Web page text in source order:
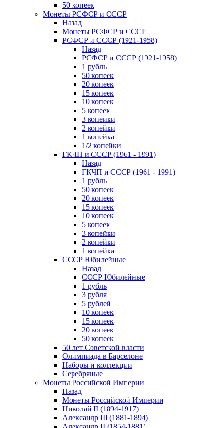
50 копеек
Монеты РСФСР и СССР
Назад
Монеты РСФСР и СССР
РСФСР и СССР (1921-1958)
Назад
РСФСР и СССР (1921-1958)
1 рубль
50 копеек
20 копеек
15 копеек
10 копеек
5 копеек
3 копейки
2 копейки
1 копейка
1/2 копейки
ГКЧП и СССР (1961 - 1991)
Назад
ГКЧП и СССР (1961 - 1991)
1 рубль
50 копеек
20 копеек
15 копеек
10 копеек
5 копеек
3 копейки
2 копейки
1 копейка
СССР Юбилейные
Назад
СССР Юбилейные
1 рубль
3 рубля
5 рублей
10 копеек
15 копеек
20 копеек
50 копеек
50 лет Советской власти
Олимпиада в Барселоне
Наборы и коллекции
Серебряные
Монеты Российской Империи
Назад
Монеты Российской Империи
Николай II (1894-1917)
Александр III (1881-1894)
Александр II (1854-1881)